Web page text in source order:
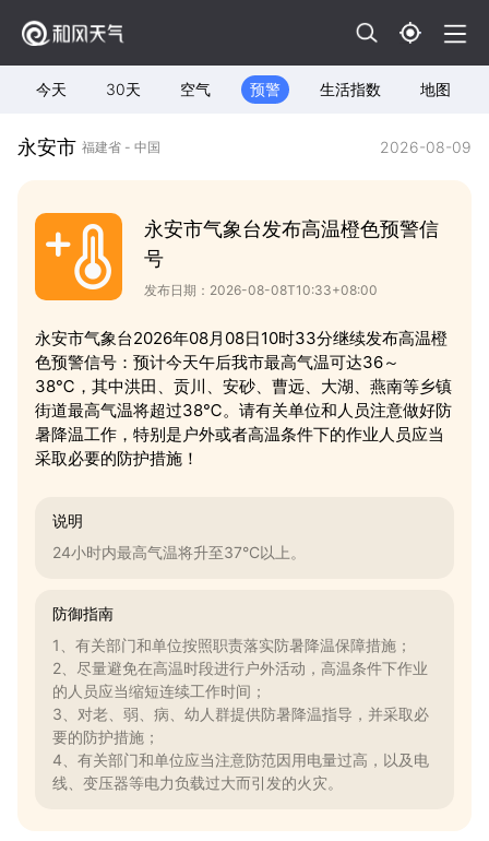
今天 30天 空气 预警 生活指数 地图
永安市 福建省 - 中国 2026-08-09
永安市气象台发布高温橙色预警信
号
发布日期：2026-08-08T10:33+08:00
永安市气象台2026年08月08日10时33分继续发布高温橙
色预警信号：预计今天午后我市最高气温可达36～
38℃，其中洪田、贡川、安砂、曹远、大湖、燕南等乡镇
街道最高气温将超过38℃。请有关单位和人员注意做好防
暑降温工作，特别是户外或者高温条件下的作业人员应当
采取必要的防护措施！
说明
24小时内最高气温将升至37°C以上。
防御指南
1、有关部门和单位按照职责落实防暑降温保障措施；
2、尽量避免在高温时段进行户外活动，高温条件下作业
的人员应当缩短连续工作时间；
3、对老、弱、病、幼人群提供防暑降温指导，并采取必
要的防护措施；
4、有关部门和单位应当注意防范因用电量过高，以及电
线、变压器等电力负载过大而引发的火灾。